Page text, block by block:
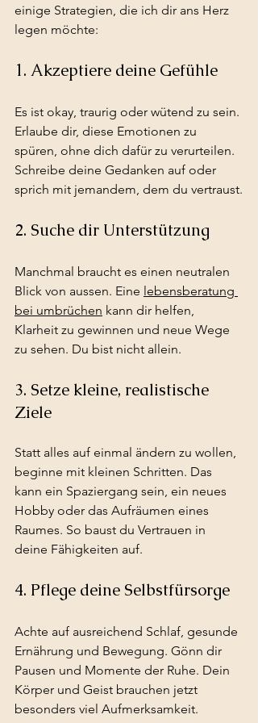
einige Strategien, die ich dir ans Herz
legen möchte:
1. Akzeptiere deine Gefühle
Es ist okay, traurig oder wütend zu sein.
Erlaube dir, diese Emotionen zu
spüren, ohne dich dafür zu verurteilen.
Schreibe deine Gedanken auf oder
sprich mit jemandem, dem du vertraust.
2. Suche dir Unterstützung
Manchmal braucht es einen neutralen
Blick von aussen. Eine lebensberatung
bei umbrüchen kann dir helfen,
Klarheit zu gewinnen und neue Wege
zu sehen. Du bist nicht allein.
3. Setze kleine, realistische
Ziele
Statt alles auf einmal ändern zu wollen,
beginne mit kleinen Schritten. Das
kann ein Spaziergang sein, ein neues
Hobby oder das Aufräumen eines
Raumes. So baust du Vertrauen in
deine Fähigkeiten auf.
4. Pflege deine Selbstfürsorge
Achte auf ausreichend Schlaf, gesunde
Ernährung und Bewegung. Gönn dir
Pausen und Momente der Ruhe. Dein
Körper und Geist brauchen jetzt
besonders viel Aufmerksamkeit.